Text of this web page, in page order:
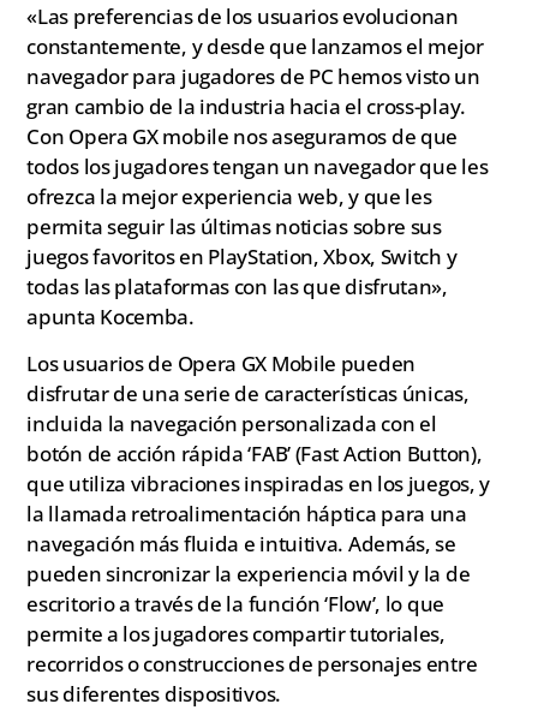
«Las preferencias de los usuarios evolucionan
constantemente, y desde que lanzamos el mejor
navegador para jugadores de PC hemos visto un
gran cambio de la industria hacia el cross-play.
Con Opera GX mobile nos aseguramos de que
todos los jugadores tengan un navegador que les
ofrezca la mejor experiencia web, y que les
permita seguir las últimas noticias sobre sus
juegos favoritos en PlayStation, Xbox, Switch y
todas las plataformas con las que disfrutan»,
apunta Kocemba.
Los usuarios de Opera GX Mobile pueden
disfrutar de una serie de características únicas,
incluida la navegación personalizada con el
botón de acción rápida ‘FAB’ (Fast Action Button),
que utiliza vibraciones inspiradas en los juegos, y
la llamada retroalimentación háptica para una
navegación más fluida e intuitiva. Además, se
pueden sincronizar la experiencia móvil y la de
escritorio a través de la función ‘Flow’, lo que
permite a los jugadores compartir tutoriales,
recorridos o construcciones de personajes entre
sus diferentes dispositivos.